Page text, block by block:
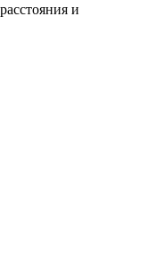
и